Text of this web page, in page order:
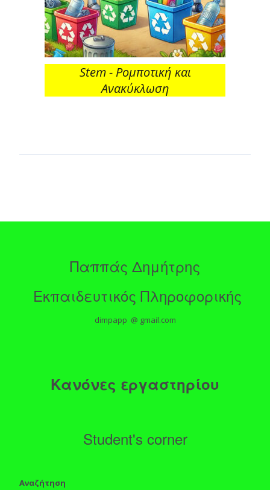
Stem - Ρομποτική και
Ανακύκλωση
Παππάς Δημήτρης
Εκπαιδευτικός Πληροφορικής
dimpapp @ gmail.com
Κανόνες εργαστηρίου
Student's corner
Αναζήτηση